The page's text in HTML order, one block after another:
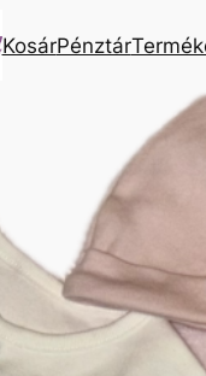
KosárPénztár